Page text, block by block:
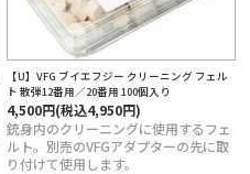
【U】VFG ブイエフジー クリーニング フェル
ト 散弾12番用／20番用 100個入り
4,500円(税込4,950円)
銃身内のクリーニングに使用するフェ
ルト。別売のVFGアダプターの先に取
り付けて使用します。